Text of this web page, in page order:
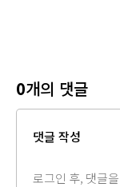
0개의 댓글
댓글 작성